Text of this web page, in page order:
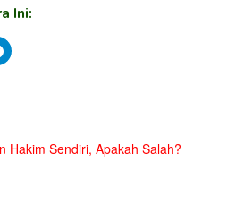
Ini:
Hakim Sendiri, Apakah Salah?